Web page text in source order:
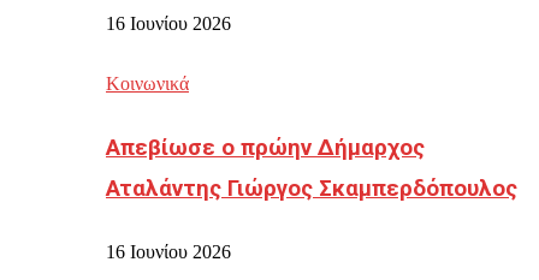
16 Ιουνίου 2026
Κοινωνικά
Απεβίωσε ο πρώην Δήμαρχος
Αταλάντης Γιώργος Σκαμπερδόπουλος
16 Ιουνίου 2026